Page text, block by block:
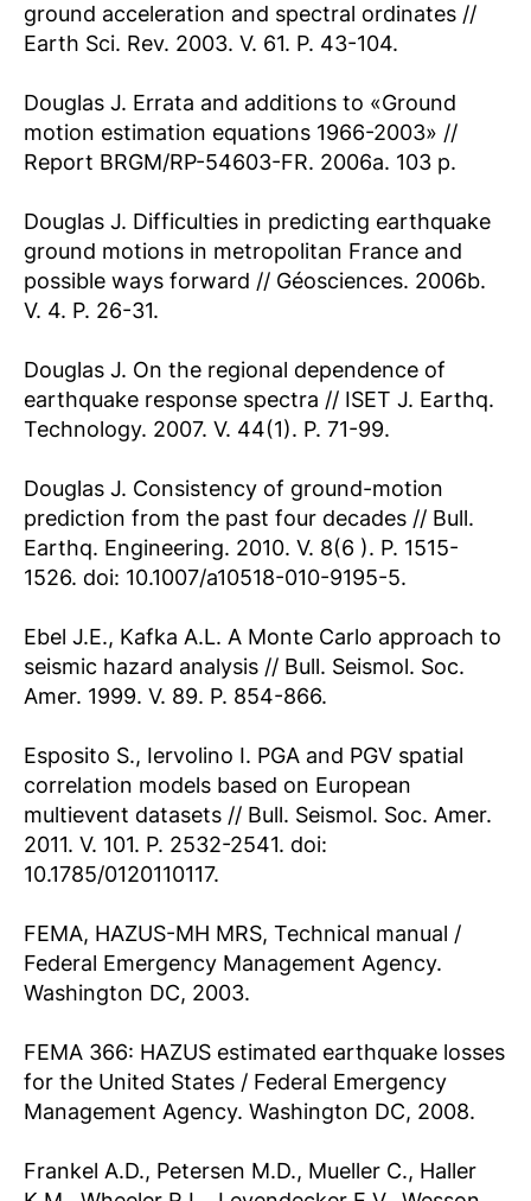
ground acceleration and spectral ordinates //
Earth Sci. Rev. 2003. V. 61. P. 43-104.
Douglas J. Errata and additions to «Ground
motion estimation equations 1966-2003» //
Report BRGM/RP-54603-FR. 2006a. 103 p.
Douglas J. Difficulties in predicting earthquake
ground motions in metropolitan France and
possible ways forward // Géosciences. 2006b.
V. 4. P. 26-31.
Douglas J. On the regional dependence of
earthquake response spectra // ISET J. Earthq.
Technology. 2007. V. 44(1). P. 71-99.
Douglas J. Consistency of ground-motion
prediction from the past four decades // Bull.
Earthq. Engineering. 2010. V. 8(6 ). P. 1515-
1526. doi: 10.1007/a10518-010-9195-5.
Ebel J.E., Kafka A.L. A Monte Carlo approach to
seismic hazard analysis // Bull. Seismol. Soc.
Amer. 1999. V. 89. P. 854-866.
Esposito S., Iervolino I. PGA and PGV spatial
correlation models based on European
multievent datasets // Bull. Seismol. Soc. Amer.
2011. V. 101. P. 2532-2541. doi:
10.1785/0120110117.
FEMA, HAZUS-MH MRS, Technical manual /
Federal Emergency Management Agency.
Washington DC, 2003.
FEMA 366: HAZUS estimated earthquake losses
for the United States / Federal Emergency
Management Agency. Washington DC, 2008.
Frankel A.D., Petersen M.D., Mueller C., Haller